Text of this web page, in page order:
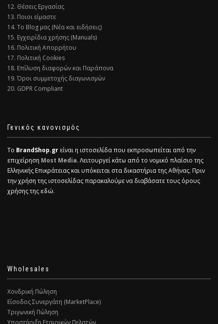
12. Θέσεις Εργασίας
13. Ποιοι είμαστε
14. Το Blog μας (Νέα και ειδήσεις)
15. Εγχειρίδια χρήσης (Manuals)
16. Πολιτική Απορρήτου
17. Πολιτική Cookies
18. Επίλυση διαφορών και Παράπονα
19. Όροι συμμετοχής διαγωνισμών
20. GDPR Compliant
Γενικός κανονισμός
Το BrandShop.gr είναι η ιστοσελίδα που εκπροσωπείται από την
επιχείρηση Most Media. Λειτουργεί κάτω από το νομικό πλαίσιο της
Ελληνικής Επικράτειας και υπόκειται στα δικαστήρια της Αθήνας. Πριν
την χρήση της ιστοσελίδας παρακαλούμε να διαβάσατε τους όρους
χρήσης τηςεδώ.
Wholesales
Χονδρική Πώληση
Είσοδος Συνεργάτη (MarketPlace)
Τριγωνική Πώληση